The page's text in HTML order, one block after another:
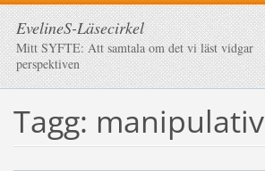
EvelineS-Läsecirkel
Mitt SYFTE: Att samtala om det vi läst vidgar
perspektiven
Tagg: manipulativ